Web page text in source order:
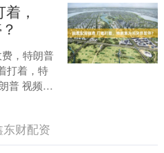
，
，特朗普
打着，特
普 视频截
美军弹药
东财配资